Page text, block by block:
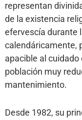
representan
de la existencia
efervescía durante
calendáricamente,
apacible al
población muy
mantenimiento.
Desde 1982, su